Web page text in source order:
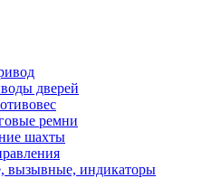
дверей
ремни
шахты
вызывные, индикаторы